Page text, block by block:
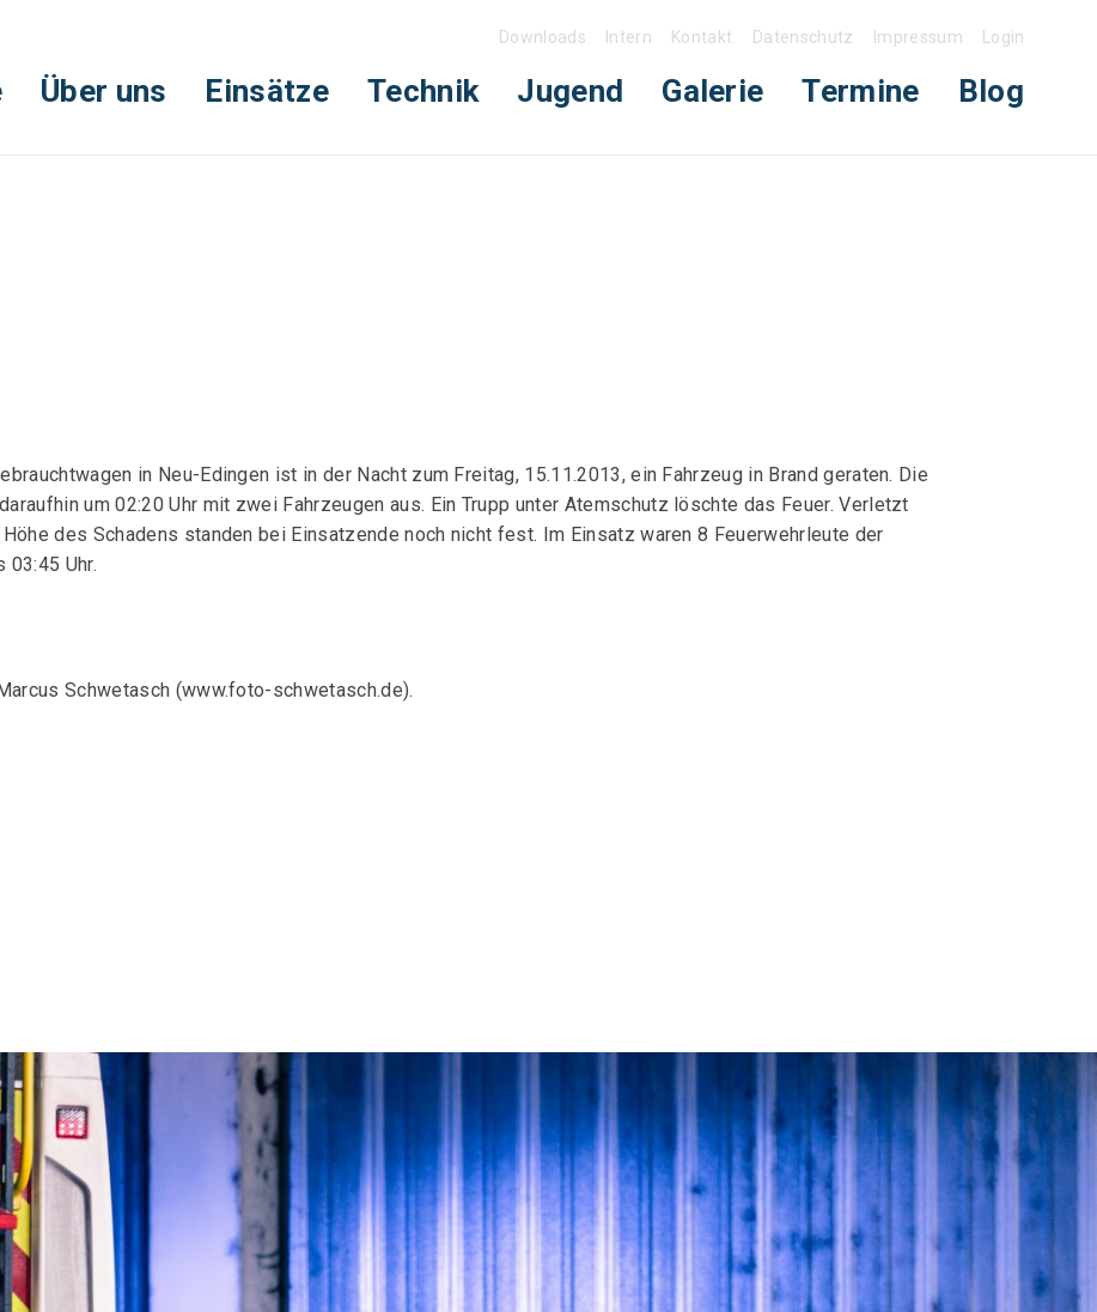
Downloads Intern Kontakt Datenschutz Impressum Login
Über uns Einsätze Technik Jugend Galerie Termine Blog
in Neu-Edingen ist in der Nacht zum Freitag, 15.11.2013, ein Fahrzeug in Brand geraten. Die
um 02:20 Uhr mit zwei Fahrzeugen aus. Ein Trupp unter Atemschutz löschte das Feuer. Verletzt
des Schadens standen bei Einsatzende noch nicht fest. Im Einsatz waren 8 Feuerwehrleute der
03:45 Uhr.
Schwetasch (www.foto-schwetasch.de).